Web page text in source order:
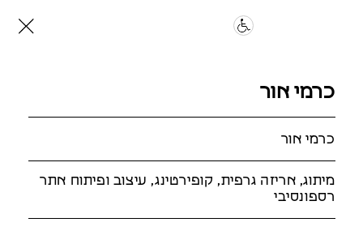
כרמי אור
כרמי אור
מיתוג, אריזה גרפית, קופירטינג, עיצוב ופיתוח אתר
רספונסיבי